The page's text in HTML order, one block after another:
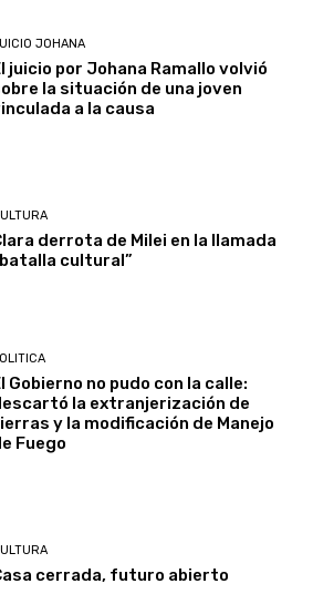
JOHANA
juicio por Johana Ramallo volvió
la situación de una joven
a la causa
derrota de Milei en la llamada
cultural”
Gobierno no pudo con la calle:
la extranjerización de
y la modificación de Manejo
Fuego
cerrada, futuro abierto